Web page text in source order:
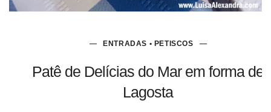
ENTRADAS • PETISCOS
Patê de Delícias do Mar em forma de
Lagosta